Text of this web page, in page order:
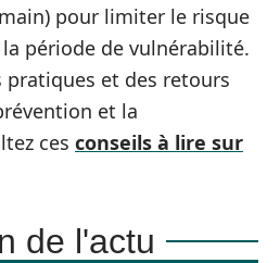
pour limiter le risque
période de vulnérabilité.
pratiques et des retours
et la
ces conseils à lire sur
de l'actu